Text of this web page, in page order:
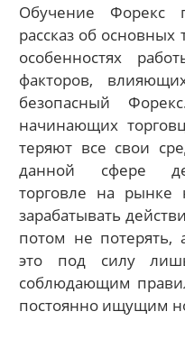
Обучение Форекс
рассказ об
особенностях
факторов,
безопасный
начинающих
теряют все свои
данной сфере
торговле на рынке
зарабатывать
потом не потерять,
это под силу
соблюдающим
постоянно ищущим